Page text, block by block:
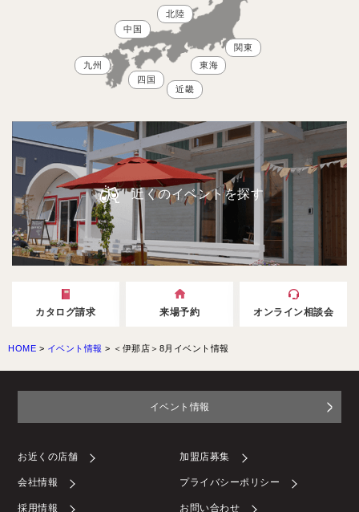
北陸
関東
東海
近畿
中国
四国
九州
近くのイベントを探す
カタログ請求 来場予約 オンライン相談会
HOME > イベント情報 > ＜伊那店＞8月イベント情報
イベント情報
お近くの店舗 加盟店募集
会社情報 プライバシーポリシー
採用情報 お問い合わせ